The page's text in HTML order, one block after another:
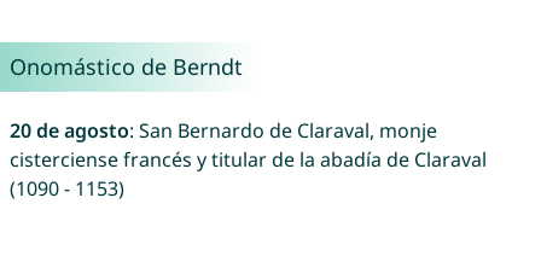
Onomástico de Berndt
20 de agosto: San Bernardo de Claraval, monje
cisterciense francés y titular de la abadía de Claraval
(1090 - 1153)